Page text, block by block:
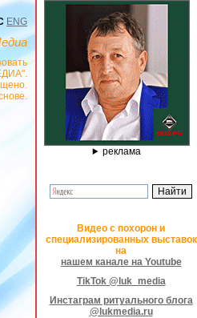
ENG
ИП Павленко С.В. ИНН:
реклама
Видео с похорон и
специализированных выставок
на
нашем канале на Youtube
TikTok @luk_media
Инстаграм ритуального блога
@lukmedia.ru